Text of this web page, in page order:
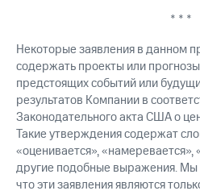
* * *
Некоторые заявления в данном
содержать проекты или
предстоящих событий или
результатов Компании в
Законодательного акта США о
Такие утверждения содержат
«оценивается», «намеревается»,
другие подобные выражения. Мы
что эти заявления являются